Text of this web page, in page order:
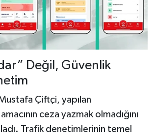
Değil, Güvenlik
Çiftçi, yapılan
ceza yazmak olmadığını
Trafik denetimlerinin temel